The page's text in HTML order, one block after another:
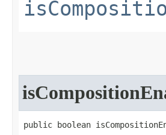
public boolean